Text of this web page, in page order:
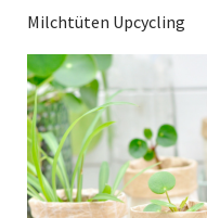
Milchtüten Upcycling